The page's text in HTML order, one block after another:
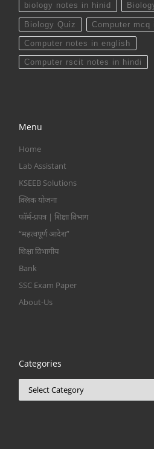
biology notes in hinid
Biology Quiz Computer
Computer notes in english
Computer rscit notes in hindi
Menu
Home
Lab Assistant
KSEEB Solutions
क्लिक योजना
फॉर्म-प्रपत्र | शिक्षा विभाग
“महत्वपूर्ण आदेश”
शिक्षा विभागीय
Bank
SSC Exam Paper
About-Us
Categories